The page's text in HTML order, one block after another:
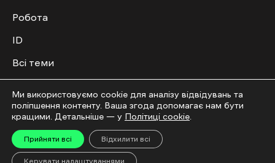
Робота
ID
Всі теми
Мультимедіа
Відео
Спільнота
Приєднатись
Ми використовуємо cookie для аналізу відвідувань та
поліпшення контенту. Ваша згода допомагає нам бути
кращими. Детальніше — у Політиці cookie
Прийняти всі Відхилити всі
Керувати налаштуваннями